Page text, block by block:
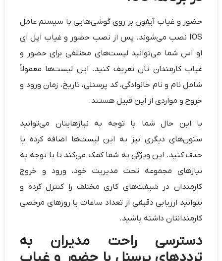
حضور و غیاب آیفون بر روی گوشی‌هایی با سیستم عامل
IOS نصب می‌شوند. پس از نصب حضور و غیاب اپل ای
او اس شما می‌توانید لیست‌های مختلفی برای حضور و
غیاب کارمندان تان تعریف کنید. این لیست‌ها معمولاً
شامل نام و نام خانوادگی، کد پرسنلی، تاریخ، زمان ورود و
خروج و مواردی از این قبیل هستند.
با این حال شما با توجه به نیازهایتان می‌توانید
ستون‌های دیگری نیز به این لیست‌ها اضافه کرده یا
حذف کنید. این ویژگی به شما کمک می‌کند تا با توجه به
نیازهای مجموعه تحت مدیریت خود، ورود و خروج
کارمندان در شیفت‌های کاری مختلف را کنترل کرده و
بتوانید ارزیابی دقیقی از تعداد ساعات یا روزهای مرخصی
کارمندانتان داشته باشید.
دسترسی راحت مدیران به